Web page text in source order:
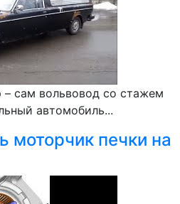
сам вольвовод со стажем
автомобиль...
моторчик печки на